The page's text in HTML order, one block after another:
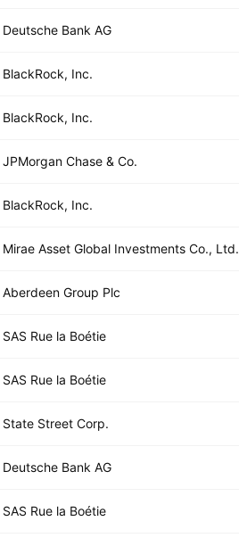
Deutsche Bank AG
BlackRock, Inc.
BlackRock, Inc.
JPMorgan Chase & Co.
BlackRock, Inc.
Mirae Asset Global Investments Co., Ltd.
Aberdeen Group Plc
SAS Rue la Boétie
SAS Rue la Boétie
State Street Corp.
Deutsche Bank AG
SAS Rue la Boétie